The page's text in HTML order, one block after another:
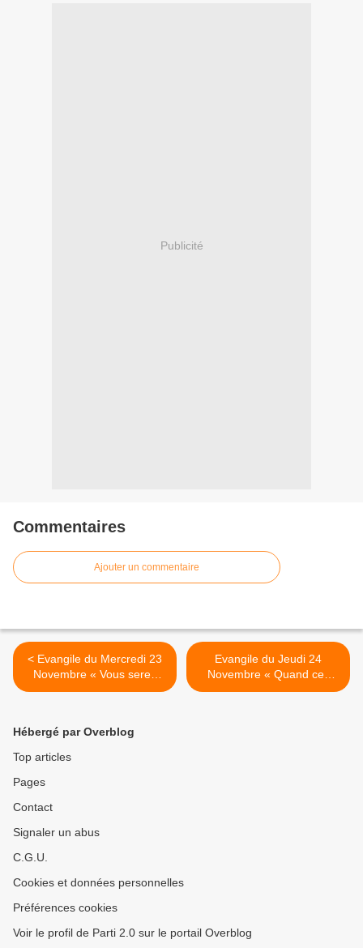
Publicité
Commentaires
Ajouter un commentaire
< Evangile du Mercredi 23
Novembre « Vous serez
détestés de tous, à cause
Evangile du Jeudi 24
Novembre « Quand ces
événements
Hébergé par Overblog
Top articles
Pages
Contact
Signaler un abus
C.G.U.
Cookies et données personnelles
Préférences cookies
Voir le profil de Parti 2.0 sur le portail Overblog